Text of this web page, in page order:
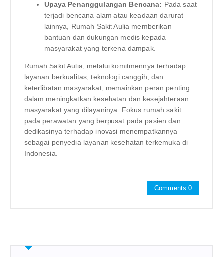
Upaya Penanggulangan Bencana: Pada saat
terjadi bencana alam atau keadaan darurat
lainnya, Rumah Sakit Aulia memberikan
bantuan dan dukungan medis kepada
masyarakat yang terkena dampak.
Rumah Sakit Aulia, melalui komitmennya terhadap
layanan berkualitas, teknologi canggih, dan
keterlibatan masyarakat, memainkan peran penting
dalam meningkatkan kesehatan dan kesejahteraan
masyarakat yang dilayaninya. Fokus rumah sakit
pada perawatan yang berpusat pada pasien dan
dedikasinya terhadap inovasi menempatkannya
sebagai penyedia layanan kesehatan terkemuka di
Indonesia.
Comments 0